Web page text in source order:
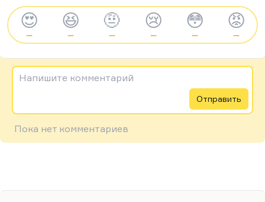
😍
—
😆
—
🤨
—
😢
—
😳
—
😡
—
Напишите комментарий
Отправить
Пока нет комментариев